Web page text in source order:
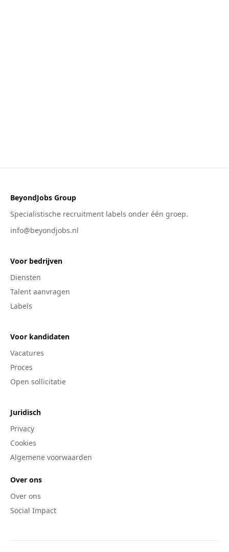
BeyondJobs Group
Specialistische recruitment labels onder één groep.
info@beyondjobs.nl
Voor bedrijven
Diensten
Talent aanvragen
Labels
Voor kandidaten
Vacatures
Proces
Open sollicitatie
Juridisch
Privacy
Cookies
Algemene voorwaarden
Over ons
Over ons
Social Impact